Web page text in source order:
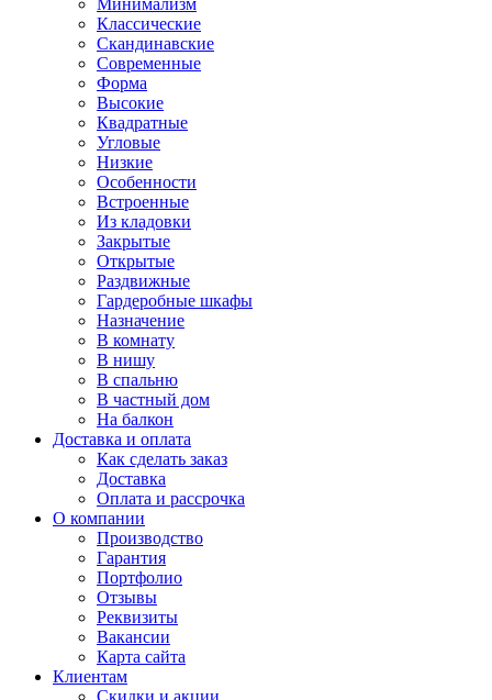
Минимализм
Классические
Скандинавские
Современные
Форма
Высокие
Квадратные
Угловые
Низкие
Особенности
Встроенные
Из кладовки
Закрытые
Открытые
Раздвижные
Гардеробные шкафы
Назначение
В комнату
В нишу
В спальню
В частный дом
На балкон
Доставка и оплата
Как сделать заказ
Доставка
Оплата и рассрочка
О компании
Производство
Гарантия
Портфолио
Отзывы
Реквизиты
Вакансии
Карта сайта
Клиентам
Скидки и акции